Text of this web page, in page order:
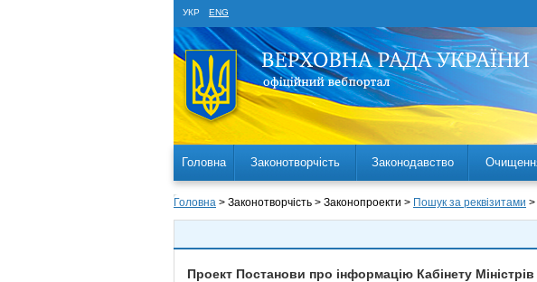
УКР ENG
Головна Законотворчість Законодавство
Головна > Законотворчість > Законопроекти > Пошук за реквізитами >
Проект Постанови про інформацію Кабінету